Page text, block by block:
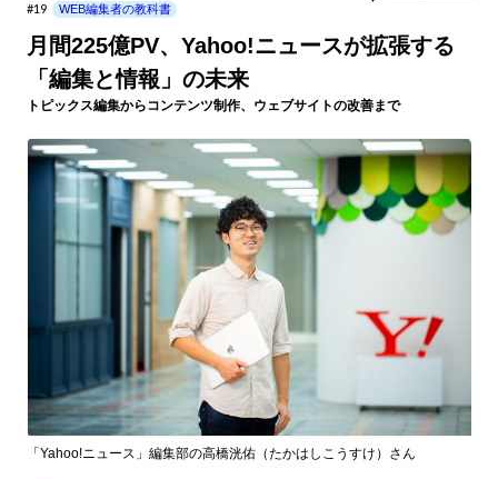
#19 WEB編集者の教科書
月間225億PV、Yahoo!ニュースが拡張する
「編集と情報」の未来
トピックス編集からコンテンツ制作、ウェブサイトの改善まで
「Yahoo!ニュース」編集部の高橋洸佑（たかはしこうすけ）さん